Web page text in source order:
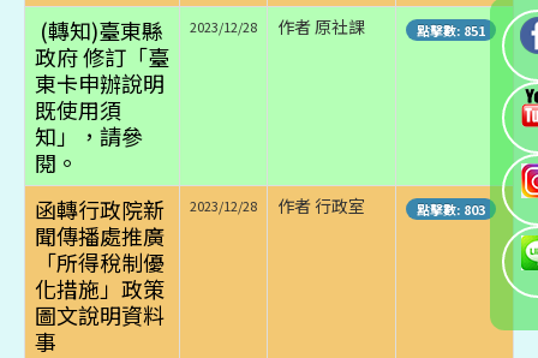
(轉知)臺東縣
政府 修訂「臺
東卡申辦說明
既使用須
知」，請參
閱。
2023/12/28 作者 原社課 點擊數: 851
函轉行政院新
聞傳播處推廣
「所得稅制優
化措施」政策
圖文說明資料
事
2023/12/28 作者 行政室 點擊數: 803